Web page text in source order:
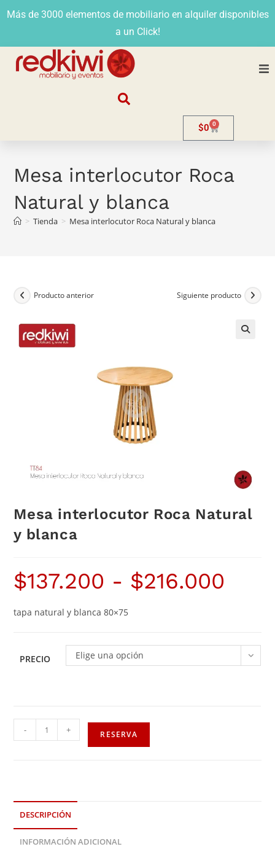
Más de 3000 elementos de mobiliario en alquiler disponibles
a un Click!
Venta
$0 0
Mesa interlocutor Roca
Natural y blanca
> Tienda > Mesa interlocutor Roca Natural y blanca
Producto anterior Siguiente producto
Mesa interlocutor Roca Natural
y blanca
$137.200 - $216.000
tapa natural y blanca 80×75
PRECIO Elige una opción
- + RESERVA
DESCRIPCIÓN
INFORMACIÓN ADICIONAL